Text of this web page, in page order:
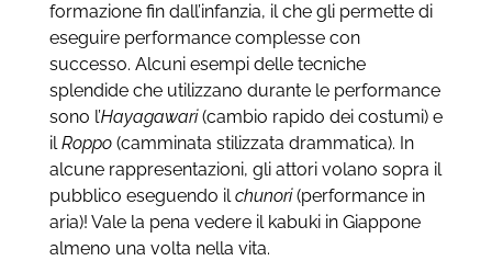
formazione fin dall’infanzia, il che gli permette di
eseguire performance complesse con
successo. Alcuni esempi delle tecniche
splendide che utilizzano durante le performance
sono l’Hayagawari(cambio rapido dei costumi) e
ilRoppo(camminata stilizzata drammatica). In
alcune rappresentazioni, gli attori volano sopra il
pubblico eseguendo ilchunori(performance in
aria)! Vale la pena vedere il kabuki in Giappone
almeno una volta nella vita.